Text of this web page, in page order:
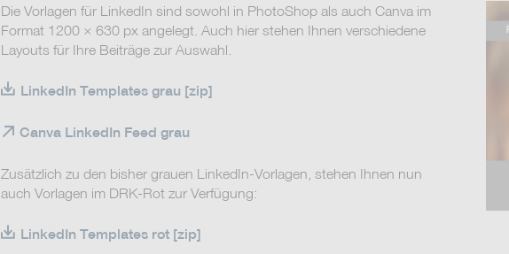
Die Vorlagen für LinkedIn sind sowohl in PhotoShop als auch Canva im
Format 1200 × 630 px angelegt. Auch hier stehen Ihnen verschiedene
Layouts für Ihre Beiträge zur Auswahl.
LinkedIn Templates grau [zip]
Canva LinkedIn Feed grau
Zusätzlich zu den bisher grauen LinkedIn-Vorlagen, stehen Ihnen nun
auch Vorlagen im DRK-Rot zur Verfügung:
LinkedIn Templates rot [zip]